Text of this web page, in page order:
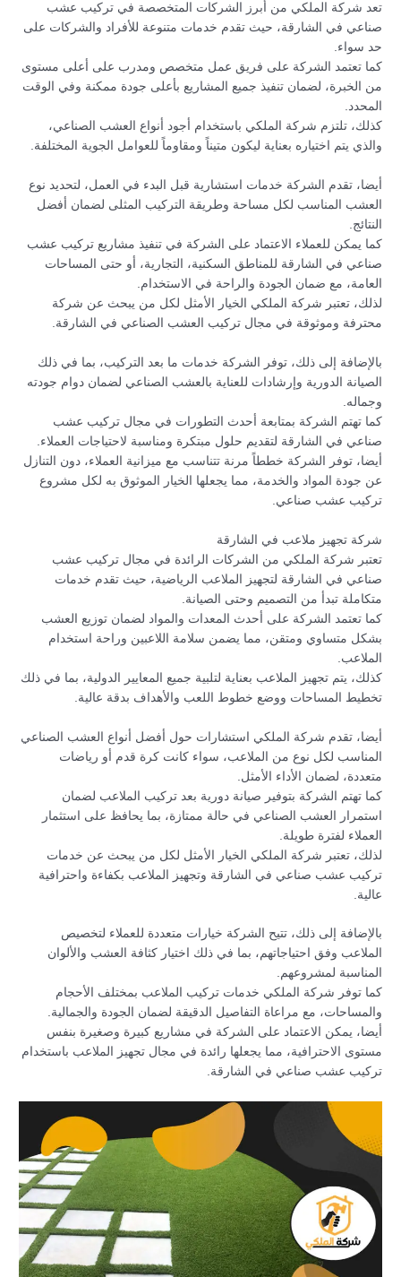
تعد شركة الملكي من أبرز الشركات المتخصصة في تركيب عشب
صناعي في الشارقة، حيث تقدم خدمات متنوعة للأفراد والشركات على
حد سواء.
كما تعتمد الشركة على فريق عمل متخصص ومدرب على أعلى مستوى
من الخبرة، لضمان تنفيذ جميع المشاريع بأعلى جودة ممكنة وفي الوقت
المحدد.
كذلك، تلتزم شركة الملكي باستخدام أجود أنواع العشب الصناعي،
والذي يتم اختياره بعناية ليكون متيناً ومقاوماً للعوامل الجوية المختلفة.
أيضا، تقدم الشركة خدمات استشارية قبل البدء في العمل، لتحديد نوع
العشب المناسب لكل مساحة وطريقة التركيب المثلى لضمان أفضل
النتائج.
كما يمكن للعملاء الاعتماد على الشركة في تنفيذ مشاريع تركيب عشب
صناعي في الشارقة للمناطق السكنية، التجارية، أو حتى المساحات
العامة، مع ضمان الجودة والراحة في الاستخدام.
لذلك، تعتبر شركة الملكي الخيار الأمثل لكل من يبحث عن شركة
محترفة وموثوقة في مجال تركيب العشب الصناعي في الشارقة.
بالإضافة إلى ذلك، توفر الشركة خدمات ما بعد التركيب، بما في ذلك
الصيانة الدورية وإرشادات للعناية بالعشب الصناعي لضمان دوام جودته
وجماله.
كما تهتم الشركة بمتابعة أحدث التطورات في مجال تركيب عشب
صناعي في الشارقة لتقديم حلول مبتكرة ومناسبة لاحتياجات العملاء.
أيضا، توفر الشركة خططاً مرنة تتناسب مع ميزانية العملاء، دون التنازل
عن جودة المواد والخدمة، مما يجعلها الخيار الموثوق به لكل مشروع
تركيب عشب صناعي.
شركة تجهيز ملاعب في الشارقة
تعتبر شركة الملكي من الشركات الرائدة في مجال تركيب عشب
صناعي في الشارقة لتجهيز الملاعب الرياضية، حيث تقدم خدمات
متكاملة تبدأ من التصميم وحتى الصيانة.
كما تعتمد الشركة على أحدث المعدات والمواد لضمان توزيع العشب
بشكل متساوي ومتقن، مما يضمن سلامة اللاعبين وراحة استخدام
الملاعب.
كذلك، يتم تجهيز الملاعب بعناية لتلبية جميع المعايير الدولية، بما في ذلك
تخطيط المساحات ووضع خطوط اللعب والأهداف بدقة عالية.
أيضا، تقدم شركة الملكي استشارات حول أفضل أنواع العشب الصناعي
المناسب لكل نوع من الملاعب، سواء كانت كرة قدم أو رياضات
متعددة، لضمان الأداء الأمثل.
كما تهتم الشركة بتوفير صيانة دورية بعد تركيب الملاعب لضمان
استمرار العشب الصناعي في حالة ممتازة، بما يحافظ على استثمار
العملاء لفترة طويلة.
لذلك، تعتبر شركة الملكي الخيار الأمثل لكل من يبحث عن خدمات
تركيب عشب صناعي في الشارقة وتجهيز الملاعب بكفاءة واحترافية
عالية.
بالإضافة إلى ذلك، تتيح الشركة خيارات متعددة للعملاء لتخصيص
الملاعب وفق احتياجاتهم، بما في ذلك اختيار كثافة العشب والألوان
المناسبة لمشروعهم.
كما توفر شركة الملكي خدمات تركيب الملاعب بمختلف الأحجام
والمساحات، مع مراعاة التفاصيل الدقيقة لضمان الجودة والجمالية.
أيضا، يمكن الاعتماد على الشركة في مشاريع كبيرة وصغيرة بنفس
مستوى الاحترافية، مما يجعلها رائدة في مجال تجهيز الملاعب باستخدام
تركيب عشب صناعي في الشارقة.